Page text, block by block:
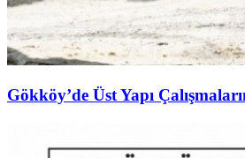
Gökköy’de Üst Yapı